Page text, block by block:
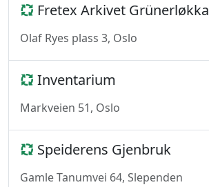
Fretex Arkivet Grünerløkka
Olaf Ryes plass 3, Oslo
Inventarium
Markveien 51, Oslo
Speiderens Gjenbruk
Gamle Tanumvei 64, Slependen